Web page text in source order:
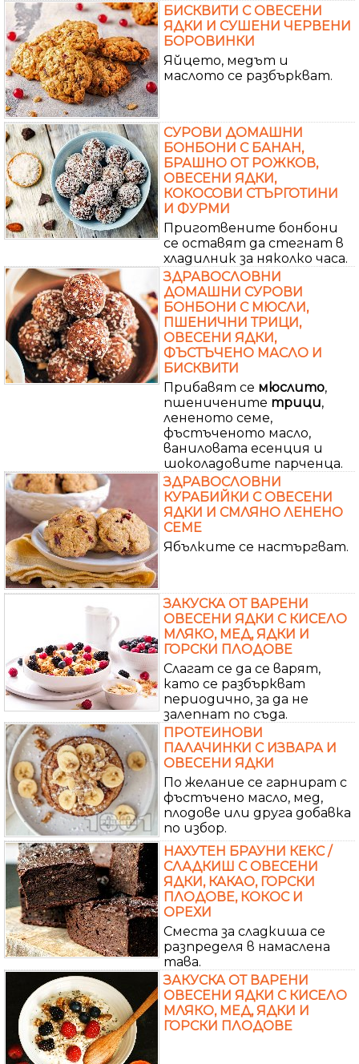
БИСКВИТИ С ОВЕСЕНИ
ЯДКИ И СУШЕНИ ЧЕРВЕНИ
БОРОВИНКИ
Яйцето, медът и
маслото се разбъркват.
СУРОВИ ДОМАШНИ
БОНБОНИ С БАНАН,
БРАШНО ОТ РОЖКОВ,
ОВЕСЕНИ ЯДКИ,
КОКОСОВИ СТЪРГОТИНИ
И ФУРМИ
Приготвените бонбони
се оставят да стегнат в
хладилник за няколко часа.
ЗДРАВОСЛОВНИ
ДОМАШНИ СУРОВИ
БОНБОНИ С МЮСЛИ,
ПШЕНИЧНИ ТРИЦИ,
ОВЕСЕНИ ЯДКИ,
ФЪСТЪЧЕНО МАСЛО И
БИСКВИТИ
Прибавят се мюслито,
пшеничените трици,
лененото семе,
фъстъченото масло,
ваниловата есенция и
шоколадовите парченца.
ЗДРАВОСЛОВНИ
КУРАБИЙКИ С ОВЕСЕНИ
ЯДКИ И СМЛЯНО ЛЕНЕНО
СЕМЕ
Ябълките се настъргват.
ЗАКУСКА ОТ ВАРЕНИ
ОВЕСЕНИ ЯДКИ С КИСЕЛО
МЛЯКО, МЕД, ЯДКИ И
ГОРСКИ ПЛОДОВЕ
Слагат се да се варят,
като се разбъркват
периодично, за да не
залепнат по съда.
ПРОТЕИНОВИ
ПАЛАЧИНКИ С ИЗВАРА И
ОВЕСЕНИ ЯДКИ
По желание се гарнират с
фъстъчено масло, мед,
плодове или друга добавка
по избор.
НАХУТЕН БРАУНИ КЕКС /
СЛАДКИШ С ОВЕСЕНИ
ЯДКИ, КАКАО, ГОРСКИ
ПЛОДОВЕ, КОКОС И
ОРЕХИ
Сместа за сладкиша се
разпределя в намаслена
тава.
ЗАКУСКА ОТ ВАРЕНИ
ОВЕСЕНИ ЯДКИ С КИСЕЛО
МЛЯКО, МЕД, ЯДКИ И
ГОРСКИ ПЛОДОВЕ